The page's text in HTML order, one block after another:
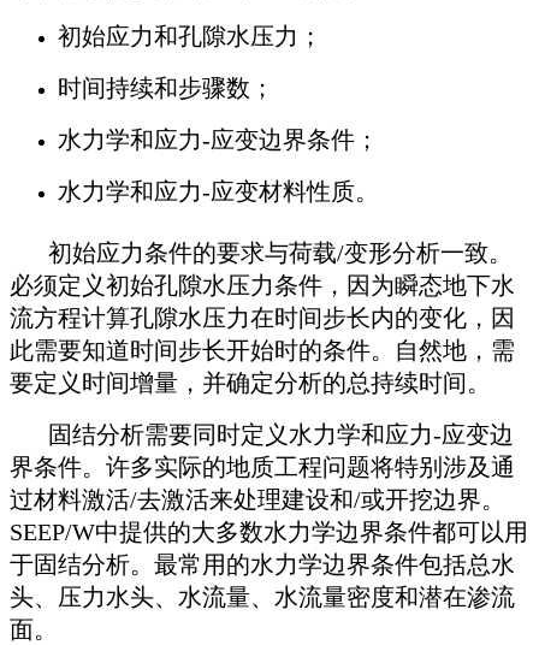
初始应力和孔隙水压力；
时间持续和步骤数；
水力学和应力-应变边界条件；
水力学和应力-应变材料性质。
初始应力条件的要求与荷载/变形分析一致。
必须定义初始孔隙水压力条件，因为瞬态地下水
流方程计算孔隙水压力在时间步长内的变化，因
此需要知道时间步长开始时的条件。自然地，需
要定义时间增量，并确定分析的总持续时间。
固结分析需要同时定义水力学和应力-应变边
界条件。许多实际的地质工程问题将特别涉及通
过材料激活/去激活来处理建设和/或开挖边界。
SEEP/W中提供的大多数水力学边界条件都可以用
于固结分析。最常用的水力学边界条件包括总水
头、压力水头、水流量、水流量密度和潜在渗流
面。